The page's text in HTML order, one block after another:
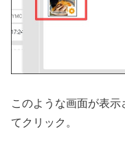
このような画面が表
てクリック。